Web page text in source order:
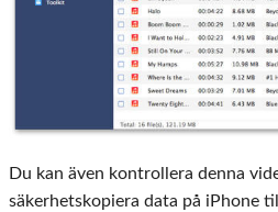
Du kan även kontrollera denna
säkerhetskopiera data på iPhone